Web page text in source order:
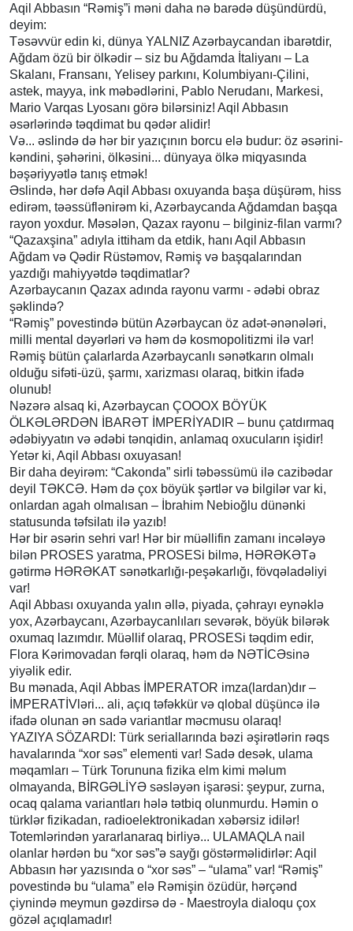
Aqil Abbasın “Rəmiş”i məni daha nə barədə düşündürdü,
deyim:
Təsəvvür edin ki, dünya YALNIZ Azərbaycandan ibarətdir,
Ağdam özü bir ölkədir – siz bu Ağdamda İtaliyanı – La
Skalanı, Fransanı, Yelisey parkını, Kolumbiyanı-Çilini,
astek, mayya, ink məbədlərini, Pablo Nerudanı, Markesi,
Mario Varqas Lyosanı görə bilərsiniz! Aqil Abbasın
əsərlərində təqdimat bu qədər alidir!
Və... əslində də hər bir yazıçının borcu elə budur: öz əsərini-
kəndini, şəhərini, ölkəsini... dünyaya ölkə miqyasında
bəşəriyyətlə tanış etmək!
Əslində, hər dəfə Aqil Abbası oxuyanda başa düşürəm, hiss
edirəm, təəssüflənirəm ki, Azərbaycanda Ağdamdan başqa
rayon yoxdur. Məsələn, Qazax rayonu – bilginiz-filan varmı?
“Qazaxşina” adıyla ittiham da etdik, hanı Aqil Abbasın
Ağdam və Qədir Rüstəmov, Rəmiş və başqalarından
yazdığı mahiyyətdə təqdimatlar?
Azərbaycanın Qazax adında rayonu varmı - ədəbi obraz
şəklində?
“Rəmiş” povestində bütün Azərbaycan öz adət-ənənələri,
milli mental dəyərləri və həm də kosmopolitizmi ilə var!
Rəmiş bütün çalarlarda Azərbaycanlı sənətkarın olmalı
olduğu sifəti-üzü, şarmı, xarizması olaraq, bitkin ifadə
olunub!
Nəzərə alsaq ki, Azərbaycan ÇOOOX BÖYÜK
ÖLKƏLƏRDƏN İBARƏT İMPERİYADIR – bunu çatdırmaq
ədəbiyyatın və ədəbi tənqidin, anlamaq oxucuların işidir!
Yetər ki, Aqil Abbası oxuyasan!
Bir daha deyirəm: “Cakonda” sirli təbəssümü ilə cazibədar
deyil TƏKCƏ. Həm də çox böyük şərtlər və bilgilər var ki,
onlardan agah olmalısan – İbrahim Nebioğlu dünənki
statusunda təfsilatı ilə yazıb!
Hər bir əsərin sehri var! Hər bir müəllifin zamanı incələyə
bilən PROSES yaratma, PROSESi bilmə, HƏRƏKƏTə
gətirmə HƏRƏKAT sənətkarlığı-peşəkarlığı, fövqəladəliyi
var!
Aqil Abbası oxuyanda yalın əllə, piyada, çəhrayı eynəklə
yox, Azərbaycanı, Azərbaycanlıları sevərək, böyük bilərək
oxumaq lazımdır. Müəllif olaraq, PROSESi təqdim edir,
Flora Kərimovadan fərqli olaraq, həm də NƏTİCƏsinə
yiyəlik edir.
Bu mənada, Aqil Abbas İMPERATOR imza(lardan)dır –
İMPERATİVləri... ali, açıq təfəkkür və qlobal düşüncə ilə
ifadə olunan ən sadə variantlar məcmusu olaraq!
YAZIYA SÖZARDI: Türk seriallarında bəzi əşirətlərin rəqs
havalarında “xor səs” elementi var! Sadə desək, ulama
məqamları – Türk Torununa fizika elm kimi məlum
olmayanda, BİRGƏLİYƏ səsləyən işarəsi: şeypur, zurna,
ocaq qalama variantları hələ tətbiq olunmurdu. Həmin o
türklər fizikadan, radioelektronikadan xəbərsiz idilər!
Totemlərindən yararlanaraq birliyə... ULAMAQLA nail
olanlar hərdən bu “xor səs”ə sayğı göstərməlidirlər: Aqil
Abbasın hər yazısında o “xor səs” – “ulama” var! “Rəmiş”
povestində bu “ulama” elə Rəmişin özüdür, hərçənd
çiynində meymun gəzdirsə də - Maestroyla dialoqu çox
gözəl açıqlamadır!